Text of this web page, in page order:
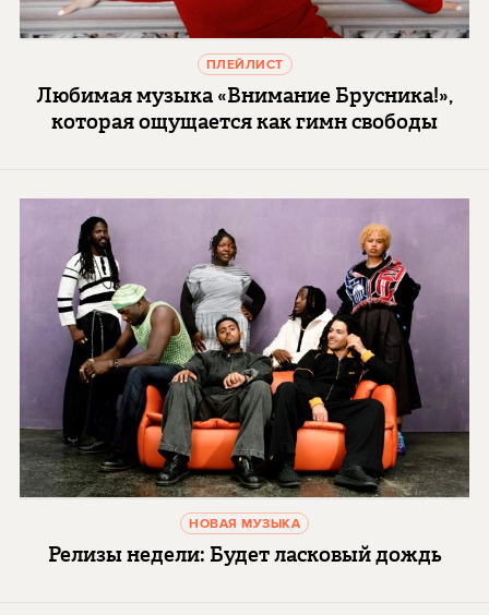
ПЛЕЙЛИСТ
Любимая музыка «Внимание Брусника!»,
которая ощущается как гимн свободы
НОВАЯ МУЗЫКА
Релизы недели: Будет ласковый дождь